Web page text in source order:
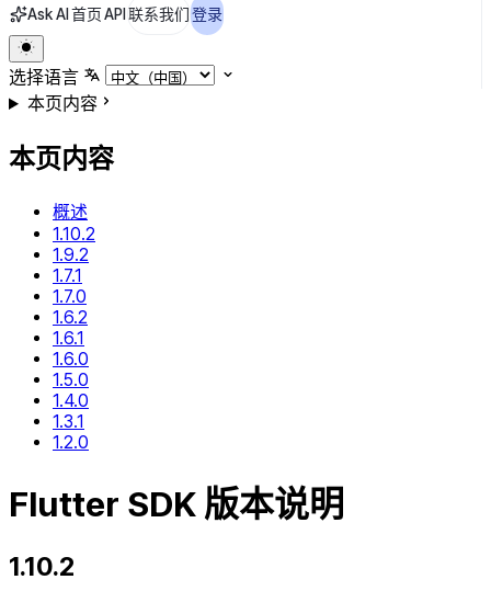
Ask AI 首页API 联系我们 登录
选择语言
本页内容
本页内容
概述
1.10.2
1.9.2
1.7.1
1.7.0
1.6.2
1.6.1
1.6.0
1.5.0
1.4.0
1.3.1
1.2.0
Flutter SDK 版本说明
1.10.2